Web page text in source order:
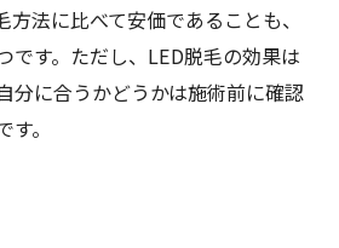
方法に比べて安価であることも、
です。ただし、LED脱毛の効果は
分に合うかどうかは施術前に確認
。